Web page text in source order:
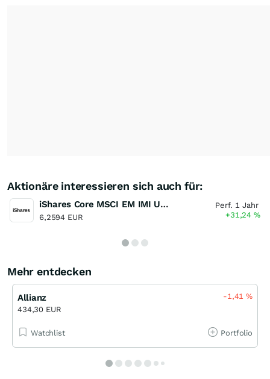
Aktionäre interessieren sich auch für:
iShares Core MSCI EM IMI UCITS ETF USD DIS
6,2594 EUR
Perf. 1 Jahr
+31,24%
Mehr entdecken
Allianz
434,30 EUR
-1,41%
Watchlist Portfolio